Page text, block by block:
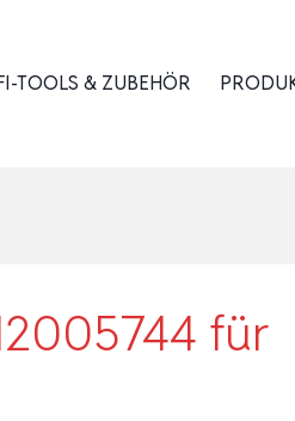
TOOLS & ZUBEHÖR
für